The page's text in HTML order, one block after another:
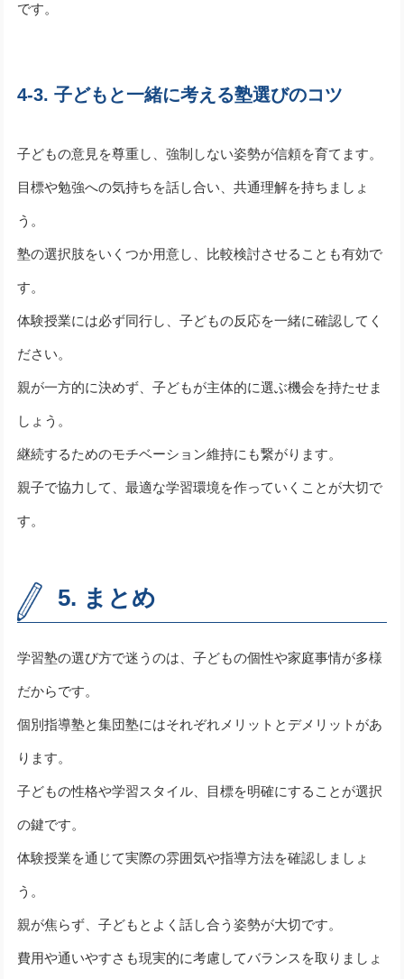
です。
4-3. 子どもと一緒に考える塾選びのコツ
子どもの意見を尊重し、強制しない姿勢が信頼を育てます。
目標や勉強への気持ちを話し合い、共通理解を持ちましょ
う。
塾の選択肢をいくつか用意し、比較検討させることも有効で
す。
体験授業には必ず同行し、子どもの反応を一緒に確認してく
ださい。
親が一方的に決めず、子どもが主体的に選ぶ機会を持たせま
しょう。
継続するためのモチベーション維持にも繋がります。
親子で協力して、最適な学習環境を作っていくことが大切で
す。
5. まとめ
学習塾の選び方で迷うのは、子どもの個性や家庭事情が多様
だからです。
個別指導塾と集団塾にはそれぞれメリットとデメリットがあ
ります。
子どもの性格や学習スタイル、目標を明確にすることが選択
の鍵です。
体験授業を通じて実際の雰囲気や指導方法を確認しましょ
う。
親が焦らず、子どもとよく話し合う姿勢が大切です。
費用や通いやすさも現実的に考慮してバランスを取りましょ